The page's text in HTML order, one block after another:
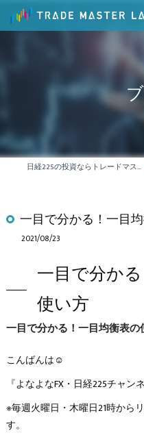
日経225の投資ならトレードマスターラボ
一目で分かる！一目
2021/08/23
一目で分かる！一目均衡表の
一目で分か
使い方
こんばんは☺
『よなよなFX・日経225チャン
※毎週火曜日・木曜日21時から
す。